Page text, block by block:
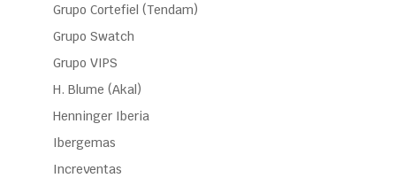
Grupo Cortefiel (Tendam)
Grupo Swatch
Grupo VIPS
H. Blume (Akal)
Henninger Iberia
Ibergemas
Increventas